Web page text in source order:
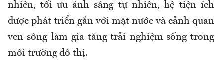
nhiên, tối ưu ánh sáng tự nhiên, hệ tiện ích
được phát triển gắn với mặt nước và cảnh quan
ven sông làm gia tăng trải nghiệm sống trong
môi trường đô thị.